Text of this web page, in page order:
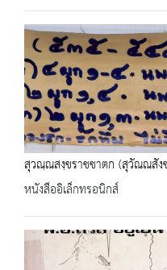
สุวณฺณสงฺขราชชาตก (สุวัณณสั
หนังสืออิเล็กทรอนิกส์